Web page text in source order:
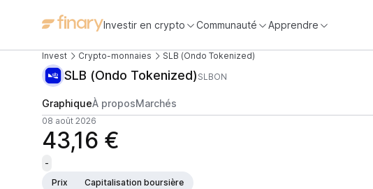
Investir en crypto Communauté Apprendre
Invest Crypto-monnaies SLB (Ondo Tokenized)
SLB (Ondo Tokenized) SLBON
GraphiqueÀ proposMarchés
08 août 2026
43,16 €
-
Prix
Capitalisation boursière